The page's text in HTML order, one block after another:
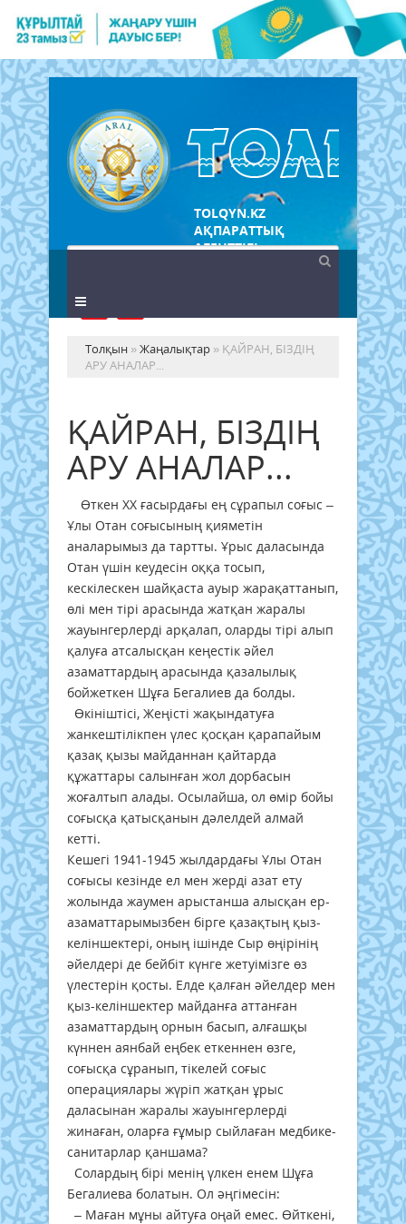
TOLQYN.KZ
АҚПАРАТТЫҚ
АГЕНТТІГІ
Толқын »Жаңалықтар » ҚАЙРАН, БІЗДІҢ
АРУ АНАЛАР...
ҚАЙРАН, БІЗДІҢ
АРУ АНАЛАР...
Өткен XX ғасырдағы ең сұрапыл соғыс –
Ұлы Отан соғысының қияметін
аналарымыз да тартты. Ұрыс даласында
Отан үшін кеудесін оққа тосып,
кескілескен шайқаста ауыр жарақаттанып,
өлі мен тірі арасында жатқан жаралы
жауынгерлерді арқалап, оларды тірі алып
қалуға атсалысқан кеңестік әйел
азаматтардың арасында қазалылық
бойжеткен Шұға Бегалиев да болды.
Өкініштісі, Жеңісті жақындатуға
жанкештілікпен үлес қосқан қарапайым
қазақ қызы майданнан қайтарда
құжаттары салынған жол дорбасын
жоғалтып алады. Осылайша, ол өмір бойы
соғысқа қатысқанын дәлелдей алмай
кетті.
Кешегі 1941-1945 жылдардағы Ұлы Отан
соғысы кезінде ел мен жерді азат ету
жолында жаумен арыстанша алысқан ер-
азаматтарымызбен бірге қазақтың қыз-
келіншектері, оның ішінде Сыр өңірінің
әйелдері де бейбіт күнге жетуімізге өз
үлестерін қосты. Елде қалған әйелдер мен
қыз-келіншектер майданға аттанған
азаматтардың орнын басып, алғашқы
күннен аянбай еңбек еткеннен өзге,
соғысқа сұранып, тікелей соғыс
операциялары жүріп жатқан ұрыс
даласынан жаралы жауынгерлерді
жинаған, оларға ғұмыр сыйлаған медбике-
санитарлар қаншама?
Солардың бірі менің үлкен енем Шұға
Бегалиева болатын. Ол әңгімесін:
– Маған мұны айтуға оңай емес. Өйткені,